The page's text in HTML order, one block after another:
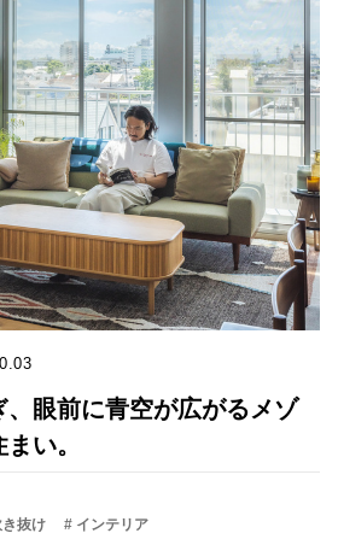
、眼前に青空が広がるメゾ
い。
抜け # インテリア